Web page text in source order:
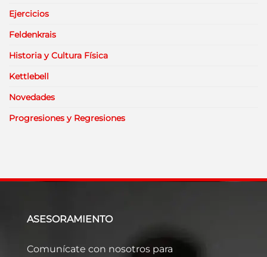
Ejercicios
Feldenkrais
Historia y Cultura Física
Kettlebell
Novedades
Progresiones y Regresiones
ASESORAMIENTO
Comunícate con nosotros para